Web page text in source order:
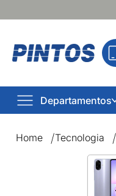
Departamentos
Home Tecnologia